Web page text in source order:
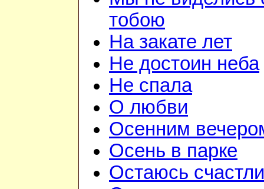
тобою
На закате лет
Не достоин неба
Не спала
О любви
Осенним
Осень в парке
Остаюсь